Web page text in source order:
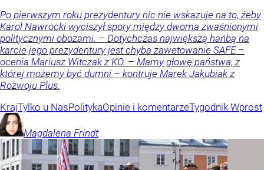
Po pierwszym roku prezydentury nic nie wskazuje na to, żeby
Karol Nawrocki wyciszył spory między dwoma zwaśnionymi
politycznymi obozami. – Dotychczas największą hańbą na
karcie jego prezydentury jest chyba zawetowanie SAFE –
ocenia Mariusz Witczak z KO. – Mamy głowę państwa, z
której możemy być dumni – kontruje Marek Jakubiak z
Rozwoju Plus.
KrajTylko u NasPolitykaOpinie i komentarzeTygodnik Wprost
Magdalena Frindt